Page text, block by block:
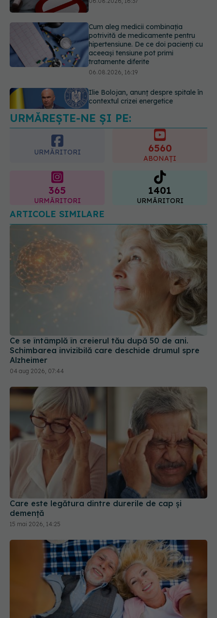
tratamente diferite
Ilie Bolojan, anunț despre spitale în
contextul crizei energetice
06.08.2026, 15:24
EXCLUSIV Cancerele ginecologice
care pot fi tratate fără operație. Dr.
Sorin Bogdan (SANADOR): Chirurgia
este indicată doar punctual, pentru
anumite categorii de paciente
URMĂREȘTE-NE ȘI PE:
URMĂRITORI
ABONAȚI
365 1401
URMĂRITORI
ARTICOLE SIMILARE
Ce se întâmplă în creierul tău după 50 de ani.
Schimbarea invizibilă care deschide drumul spre
Alzheimer
04 aug 2026, 07:44
Care este legătura dintre durerile de cap și
demență